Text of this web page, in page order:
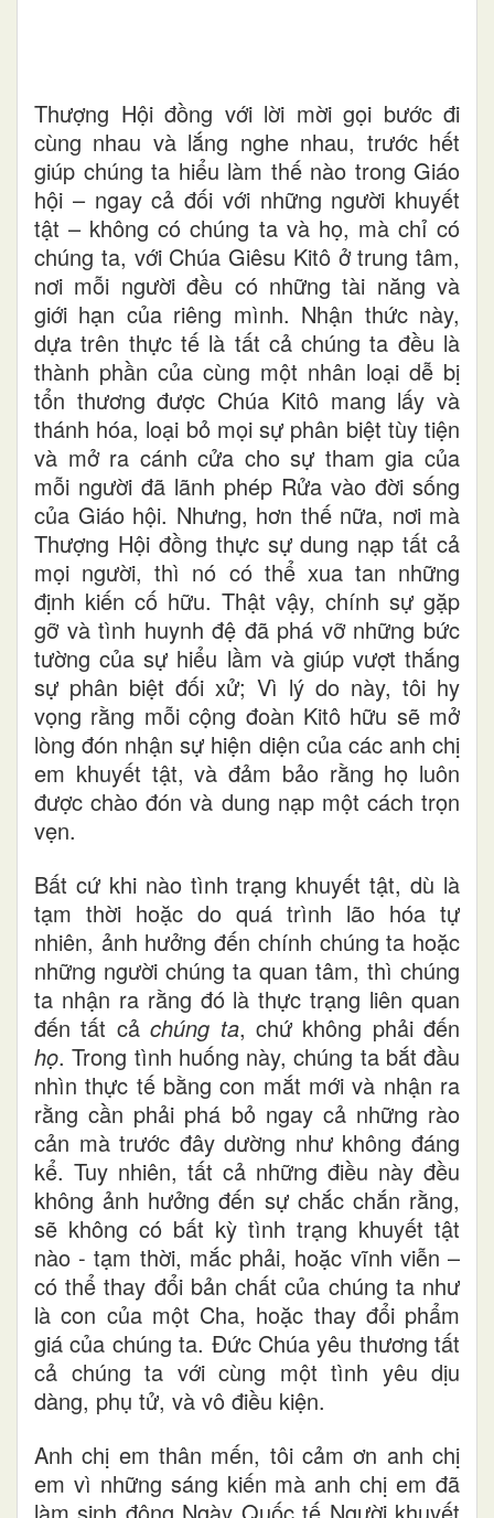
Thượng Hội đồng với lời mời gọi bước đi
cùng nhau và lắng nghe nhau, trước hết
giúp chúng ta hiểu làm thế nào trong Giáo
hội – ngay cả đối với những người khuyết
tật – không có chúng ta và họ, mà chỉ có
chúng ta, với Chúa Giêsu Kitô ở trung tâm,
nơi mỗi người đều có những tài năng và
giới hạn của riêng mình. Nhận thức này,
dựa trên thực tế là tất cả chúng ta đều là
thành phần của cùng một nhân loại dễ bị
tổn thương được Chúa Kitô mang lấyvà
thánh hóa, loại bỏ mọi sự phân biệt tùy tiện
và mở ra cánh cửa cho sự tham gia của
mỗi người đã lãnh phép Rửa vào đời sống
của Giáo hội. Nhưng, hơn thế nữa, nơi mà
Thượng Hội đồng thực sự dung nạp tất cả
mọi người, thì nó có thể xua tan những
định kiến cố hữu. Thật vậy, chính sự gặp
gỡ và tình huynh đệ đã phá vỡ những bức
tường của sự hiểu lầm và giúp vượt thắng
sự phân biệt đối xử; Vì lý do này, tôi hy
vọng rằng mỗi cộng đoàn Kitô hữu sẽmở
lòng đón nhận sự hiện diện của các anh chị
em khuyết tật, và đảm bảo rằng họ luôn
được chào đón và dung nạp một cách trọn
vẹn.
Bất cứ khi nào tình trạng khuyết tật, dù là
tạm thời hoặc do quá trình lão hóa tự
nhiên, ảnh hưởng đến chính chúng ta hoặc
những người chúng ta quan tâm, thì chúng
ta nhận ra rằng đó làthực trạng liên quan
đếntất cảchúng ta, chứ không phải đến
họ. Trong tình huống này, chúng ta bắt đầu
nhìn thực tế bằng con mắt mới và nhận ra
rằngcần phải phá bỏ ngaycả những rào
cản mà trước đây dường như không đáng
kể. Tuy nhiên, tất cả những điều này đều
không ảnh hưởng đến sự chắc chắn rằng,
sẽ không có bất kỳ tình trạng khuyết tật
nào - tạm thời, mắc phải, hoặc vĩnh viễn –
có thể thay đổi bản chất của chúng ta như
là con của một Cha, hoặc thay đổi phẩm
giá của chúng ta. Đức Chúa yêu thương tất
cả chúng ta với cùng một tình yêu dịu
dàng, phụ tử, và vô điều kiện.
Anh chị em thân mến, tôi cảm ơn anh chị
em vì những sáng kiến mà anh chị em đã
làm sinh động Ngày Quốc tế Người khuyết